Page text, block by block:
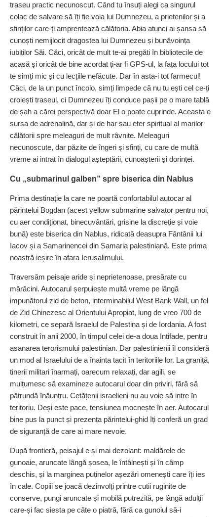
traseu practic necunoscut. Când tu însuți alegi ca singurul
colac de salvare să îți fie voia lui Dumnezeu, a prietenilor și a
sfinților care-ți amprentează călătoria. Abia atunci ai șansa să
cunoști nemijlocit dragostea lui Dumnezeu și bunăvoința
iubiților Săi. Căci, oricât de mult te-ai pregăti în bibliotecile de
acasă și oricât de bine acordat ți-ar fi GPS-ul, la fața locului tot
te simți mic și cu lecțiile nefăcute. Dar în asta-i tot farmecul!
Căci, de la un punct încolo, simți limpede că nu tu ești cel ce-ți
croiești traseul, ci Dumnezeu îți conduce pașii pe o mare tablă
de șah a cărei perspectivă doar El o poate cuprinde. Aceasta e
sursa de adrenalină, dar și de har sau eter spiritual al marilor
călătorii spre meleaguri de mult râvnite. Meleaguri
necunoscute, dar păzite de îngeri și sfinți, cu care de multă
vreme ai intrat în dialogul așteptării, cunoașterii și dorinței.
Cu „submarinul galben” spre biserica din Nablus
Prima destinație la care ne poartă confortabilul autocar al
părintelui Bogdan (acest yellow submarine salvator pentru noi,
cu aer condiționat, binecuvântări, grisine la discreție și voie
bună) este biserica din Nablus, ridicată deasupra Fântânii lui
Iacov și a Samarinencei din Samaria palestiniană. Este prima
noastră ieșire în afara Ierusalimului.
Traversăm peisaje aride și neprietenoase, presărate cu
mărăcini. Autocarul șerpuiește multă vreme pe lângă
impunătorul zid de beton, interminabilul West Bank Wall, un fel
de Zid Chinezesc al Orientului Apropiat, lung de vreo 700 de
kilometri, ce separă Israelul de Palestina și de Iordania. A fost
construit în anii 2000, în timpul celei de-a doua Intifade, pentru
asanarea terorismului palestinian. Dar palestinienii îl consideră
un mod al Israelului de a înainta tacit în teritoriile lor. La graniță,
tinerii militari înarmați, oarecum relaxați, dar agili, se
mulțumesc să examineze autocarul doar din priviri, fără să
pătrundă înăuntru. Cetățenii israelieni nu au voie să intre în
teritoriu. Deși este pace, tensiunea mocnește în aer. Autocarul
bine pus la punct și prezența părintelui-ghid îți conferă un grad
de siguranță de care ai mare nevoie.
După frontieră, peisajul e și mai dezolant: maldărele de
gunoaie, aruncate lângă șosea, le întâlnești și în câmp
deschis, și la marginea puținelor așezări omenești care îți ies
în cale. Copiii se joacă dezinvolți printre cutii ruginite de
conserve, pungi aruncate și mobilă putrezită, pe lângă adulții
care-și fac siesta pe câte o piatră, fără ca gunoiul să-i